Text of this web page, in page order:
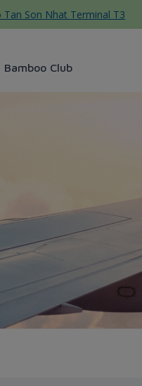
Son Nhat Terminal T3
Bamboo Club